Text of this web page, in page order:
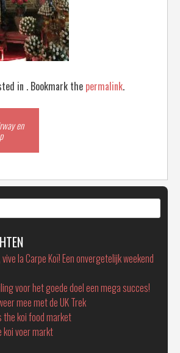
in . Bookmark the permalink.
en
la Carpe Koï! Een onvergetelijk weekend
voor het goede doel een mega succes!
mee met de UK Trek
the koi food market
koi voer markt